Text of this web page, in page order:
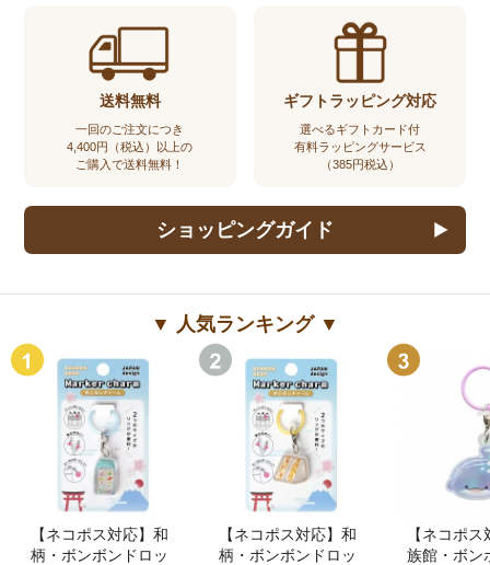
送料無料
一回のご注文につき
4,400円（税込）以上の
ご購入で送料無料！
ギフトラッピング対応
選べるギフトカード付
有料ラッピングサービス
（385円税込）
ショッピングガイド
▼ 人気ランキング ▼
【ネコポス対応】和
柄・ボンボンドロッ
【ネコポス対応】和
柄・ボンボンドロッ
【ネコポ
族館・ボン